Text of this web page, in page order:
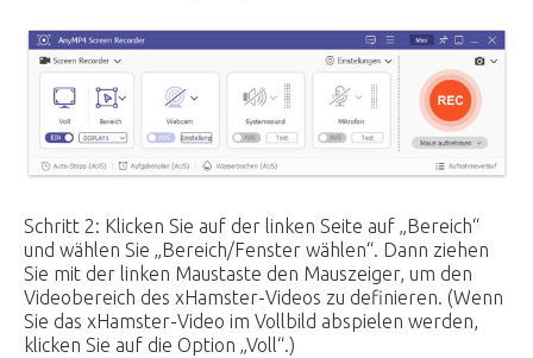
Schritt 2: Klicken Sie auf der linken Seite auf „Bereich“
und wählen Sie „Bereich/Fenster wählen“. Dann ziehen
Sie mit der linken Maustaste den Mauszeiger, um den
Videobereich des xHamster-Videos zu definieren. (Wenn
Sie das xHamster-Video im Vollbild abspielen werden,
klicken Sie auf die Option „Voll“.)